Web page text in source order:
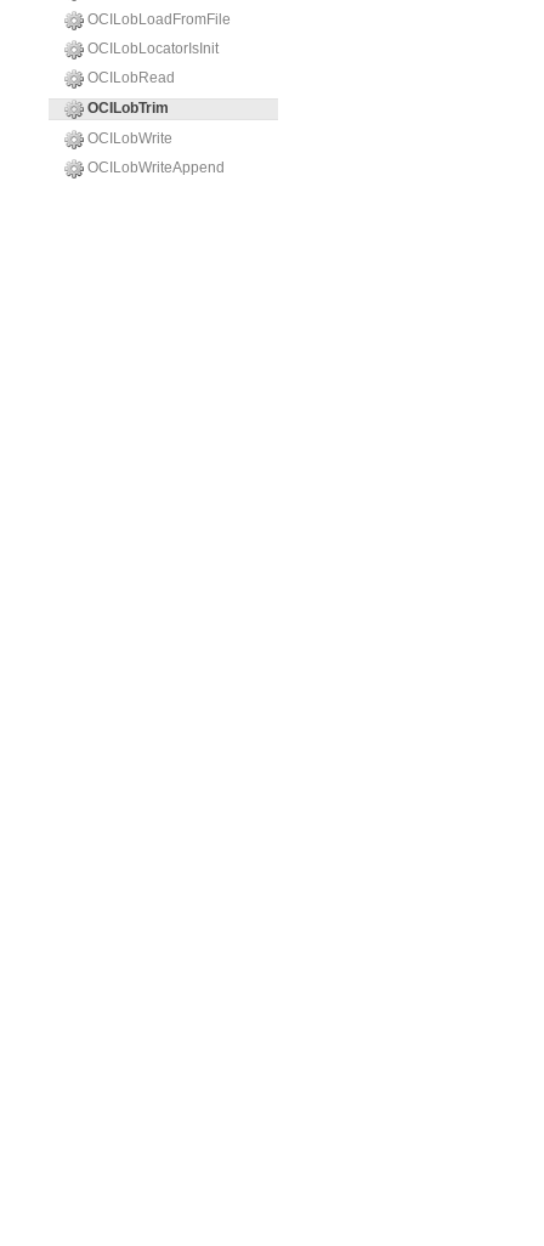
OCILobLoadFromFile
OCILobLocatorIsInit
OCILobRead
OCILobTrim
OCILobWrite
OCILobWriteAppend